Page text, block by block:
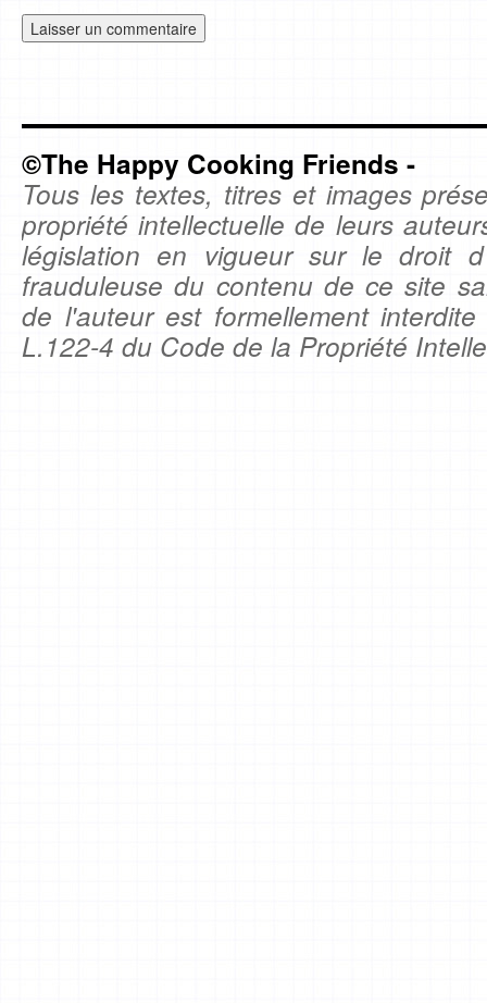
©The Happy Cooking Friends -
Tous les textes, titres et images
propriété intellectuelle de leurs
législation en vigueur sur le droit
frauduleuse du contenu de ce site
de l'auteur est formellement
L.122-4 du Code de la Propriété